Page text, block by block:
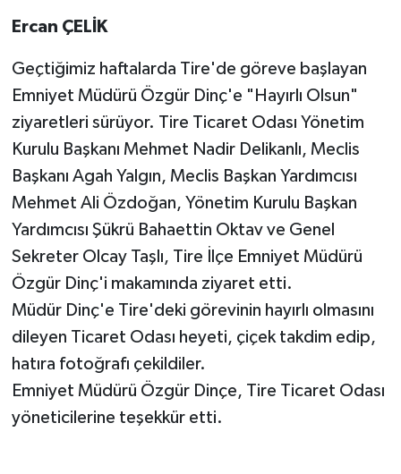
Ercan ÇELİK
Geçtiğimiz haftalarda Tire'de göreve başlayan
Emniyet Müdürü Özgür Dinç'e "Hayırlı Olsun"
ziyaretleri sürüyor. Tire Ticaret Odası Yönetim
Kurulu Başkanı Mehmet Nadir Delikanlı, Meclis
Başkanı Agah Yalgın, Meclis Başkan Yardımcısı
Mehmet Ali Özdoğan, Yönetim Kurulu Başkan
Yardımcısı Şükrü Bahaettin Oktav ve Genel
Sekreter Olcay Taşlı, Tire İlçe Emniyet Müdürü
Özgür Dinç'i makamında ziyaret etti.
Müdür Dinç'e Tire'deki görevinin hayırlı olmasını
dileyen Ticaret Odası heyeti, çiçek takdim edip,
hatıra fotoğrafı çekildiler.
Emniyet Müdürü Özgür Dinçe, Tire Ticaret Odası
yöneticilerine teşekkür etti.